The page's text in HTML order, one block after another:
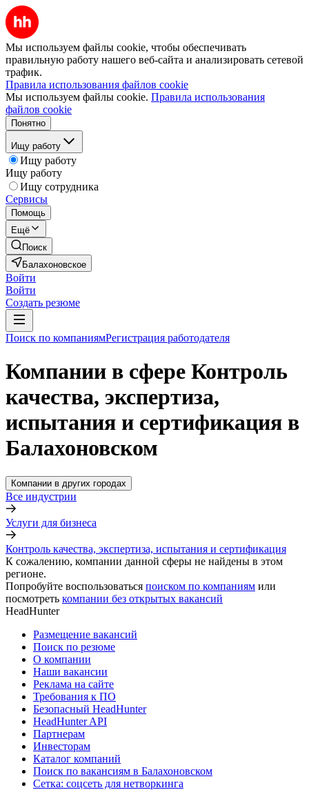
Мы используем файлы cookie, чтобы обеспечивать
правильную работу нашего веб-сайта и анализировать сетевой
трафик.
Правила использования файлов cookie
Мы используем файлы cookie. Правила использования
файлов cookie
Понятно
Ищу работу
Ищу работу
Ищу работу
Ищу сотрудника
Сервисы
Помощь
Ещё
Поиск
Балахоновское
Войти
Войти
Создать резюме
Поиск по компаниямРегистрация работодателя
Компании в сфере Контроль
качества, экспертиза,
испытания и сертификация в
Балахоновском
Компании в других городах
Все индустрии
Услуги для бизнеса
Контроль качества, экспертиза, испытания и сертификация
К сожалению, компании данной сферы не найдены в этом
регионе.
Попробуйте воспользоваться поиском по компаниям или
посмотреть компании без открытых вакансий
HeadHunter
Размещение вакансий
Поиск по резюме
О компании
Наши вакансии
Реклама на сайте
Требования к ПО
Безопасный HeadHunter
HeadHunter API
Партнерам
Инвесторам
Каталог компаний
Поиск по вакансиям в Балахоновском
Сетка: соцсеть для нетворкинга